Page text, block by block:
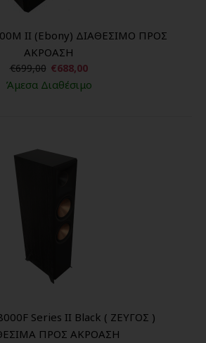
II (Ebony) ΔΙΑΘΕΣΙΜΟ ΠΡΟΣ
ΑΚΡΟΑΣΗ
€699,00 €688,00
Άμεσα Διαθέσιμο
Series II Black ( ΖΕΥΓΟΣ )
ΠΡΟΣ ΑΚΡΟΑΣΗ